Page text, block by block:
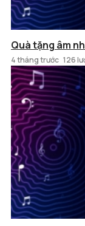
Quà tặng âm
4 tháng trước 126